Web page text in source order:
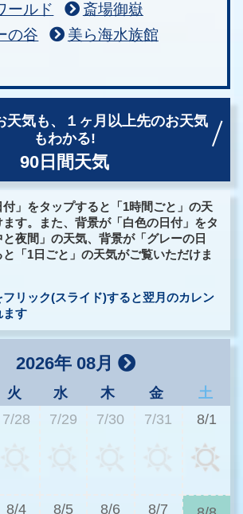
ールド
斎場御嶽
の谷
美ら海水族館
気も、
１ヶ月以上先のお天気
もわかる!
90日間天気
」をタップすると「1時間ごと」の天
す。また、背景が「白色の日付」をタ
夜間」の天気、背景が「グレーの日
「1日ごと」の天気がご覧いただけま
フリック(スライド)すると翌月のカレン
ます
2026年 08月
火 水 木 金
土
7/28 7/29 7/30 7/31 8/1
8/4 8/5 8/6 8/7